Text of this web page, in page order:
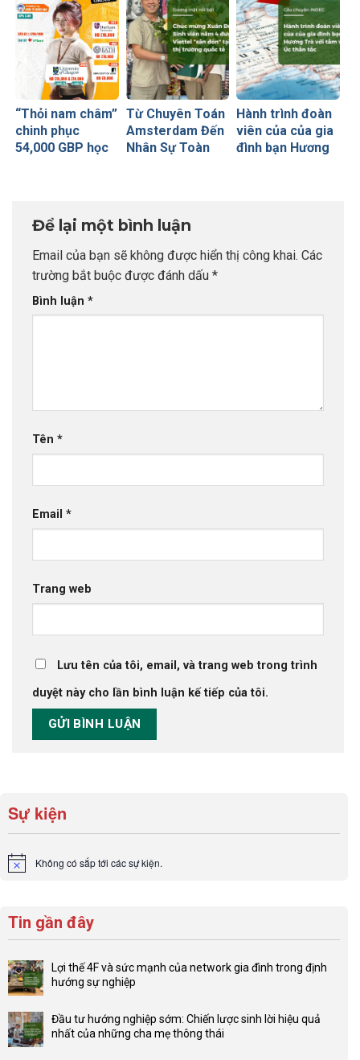
Glasgow
(Russell Group)
“Thỏi nam châm”
chinh phục
54,000 GBP học
Từ Chuyên Toán
Amsterdam Đến
Nhân Sự Toàn
Công Vượt Bậc
Hành trình đoàn
viên của của gia
đình bạn Hương
Để lại một bình luận
Email của bạn sẽ không được hiển thị công khai. Các
trường bắt buộc được đánh dấu *
Bình luận *
Tên *
Email *
Trang web
Lưu tên của tôi, email, và trang web trong trình
duyệt này cho lần bình luận kế tiếp của tôi.
Sự kiện
Notice Không có sắp tới các sự kiện.
Tin gần đây
Lợi thế 4F và sức mạnh của network gia đình trong định
hướng sự nghiệp
có
bình
luận
Đầu tư hướng nghiệp sớm: Chiến lược sinh lời hiệu quả
nhất của những cha mẹ thông thái